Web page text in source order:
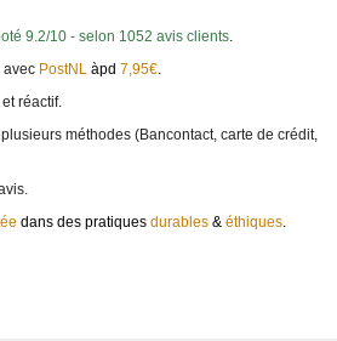
9.2/10 - selon 1052 avis clients.
avec PostNL àpd 7,95€.
réactif.
méthodes (Bancontact, carte de crédit,
dans des pratiques durables & éthiques.